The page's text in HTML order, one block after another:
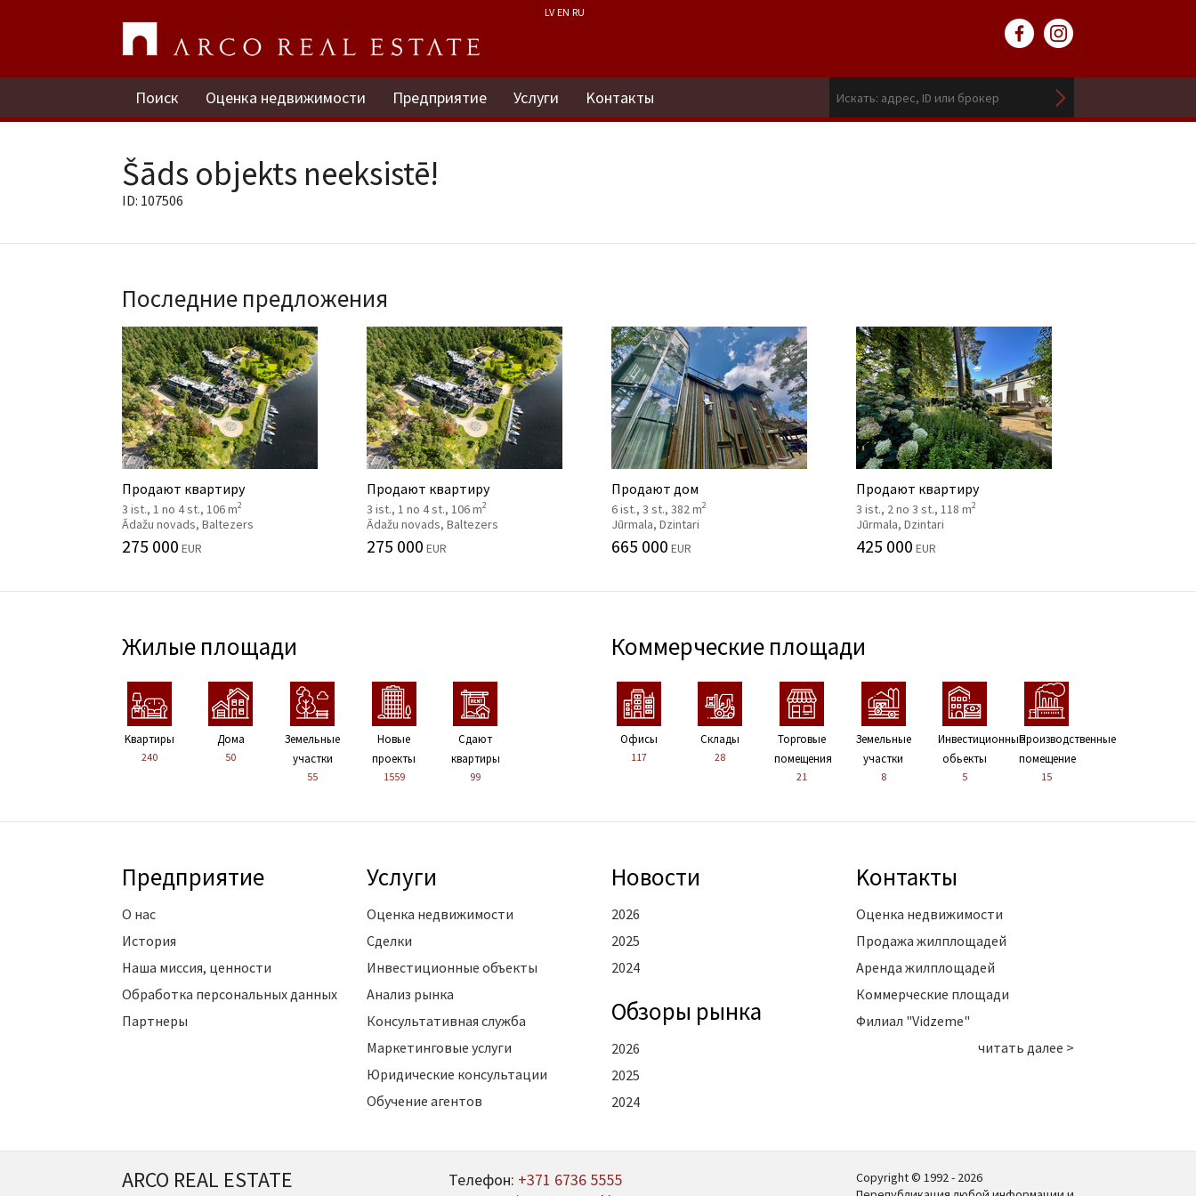
LV EN RU
Поиск Оценка недвижимости Предприятие Услуги Kонтакты
Šāds objekts neeksistē!
ID: 107506
Последние предложения
Продают квартиру
3 ist., 1 no 4 st., 106 m2
Ādažu novads, Baltezers
275 000 EUR
Продают квартиру
3 ist., 1 no 4 st., 106 m2
Ādažu novads, Baltezers
275 000 EUR
Продают дом
6 ist., 3 st., 382 m2
Jūrmala, Dzintari
665 000 EUR
Продают квартиру
3 ist., 2 no 3 st., 118 m2
Jūrmala, Dzintari
425 000 EUR
Жилые площади
Kвартиры
240
Дома
50
Земельные
участки
55
Новые
проекты
1559
Сдают
квартиры
99
Коммерческие площади
Офисы
117
Склады
28
Торговые
помещения
21
Земельные
участки
8
Инвестиционные
обьекты
5
Производственные
помещение
15
Предприятие
О нас
История
Наша миссия, ценности
Обработка персональных данных
Партнеры
Услуги
Оценка недвижимости
Сделки
Инвестиционные объекты
Анализ рынка
Консультативная служба
Маркетинговые услуги
Юридические консультации
Обучение агентов
Новости
2026
2025
2024
Oбзоры рынка
2026
2025
2024
Kонтакты
Оценка недвижимости
Продажа жилплощадей
Аренда жилплощадей
Коммерческие площади
Филиал "Vidzeme"
читать далее >
ARCO REAL ESTATE Телефон: +371 6736 5555
Copyright © 1992 - 2026